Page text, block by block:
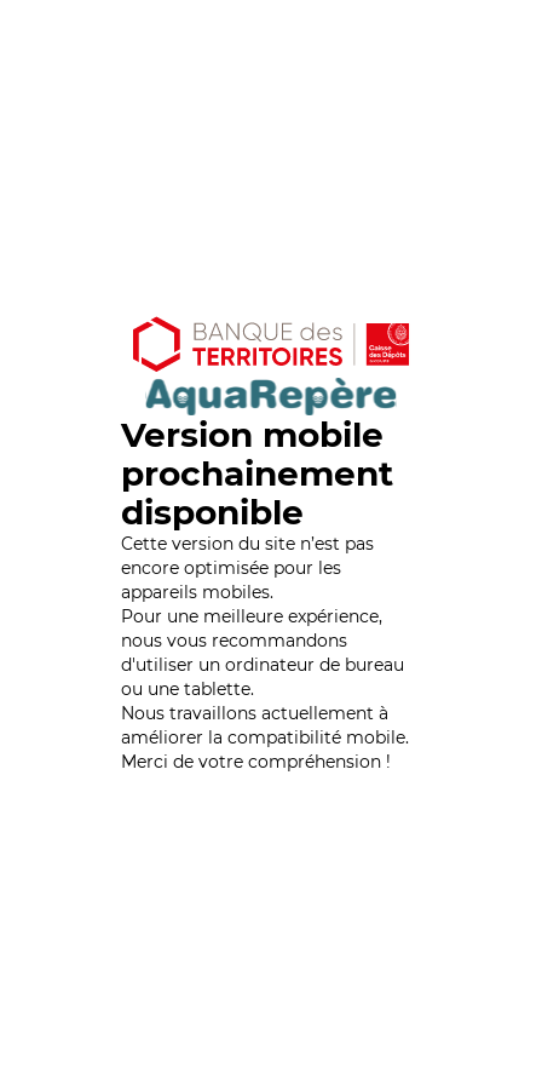
Version mobile
prochainement
disponible
Cette version du site n’est pas
encore optimisée pour les
appareils mobiles.
Pour une meilleure expérience,
nous vous recommandons
d'utiliser un ordinateur de bureau
ou une tablette.
Nous travaillons actuellement à
améliorer la compatibilité mobile.
Merci de votre compréhension !